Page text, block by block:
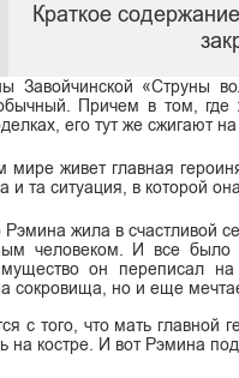
Краткое
Завойчинской «Струны
Причем в том, где
его тут же сжигают
мире живет главная
та ситуация, в которой
жила в счастливой
человеком. И все было
он переписал
сокровища, но и еще
с того, что мать
на костре. И вот Рэмина